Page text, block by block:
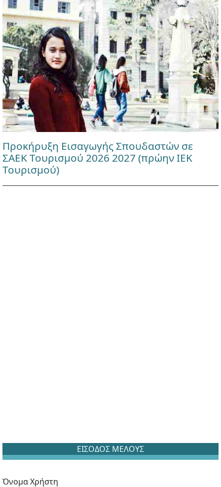
Προκήρυξη Εισαγωγής Σπουδαστών σε
ΣΑΕΚ Τουρισμού 2026 2027 (πρώην ΙΕΚ
Τουρισμού)
ΕΙΣΟΔΟΣ ΜΕΛΟΥΣ
Όνομα Χρήστη